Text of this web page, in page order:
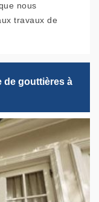
nous
travaux de
de gouttières à